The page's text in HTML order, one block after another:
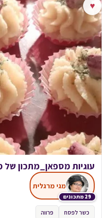
♥
עוגיות מספאן_מתכון של
29 מתכונים
מגי מרגלית
כשר לפסח פרווה